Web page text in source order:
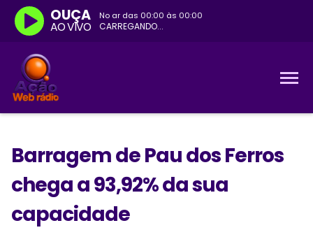
No ar das 00:00 às 00:00
CARREGANDO...
OUÇA
AO VIVO
Barragem de Pau dos Ferros
chega a 93,92% da sua
capacidade